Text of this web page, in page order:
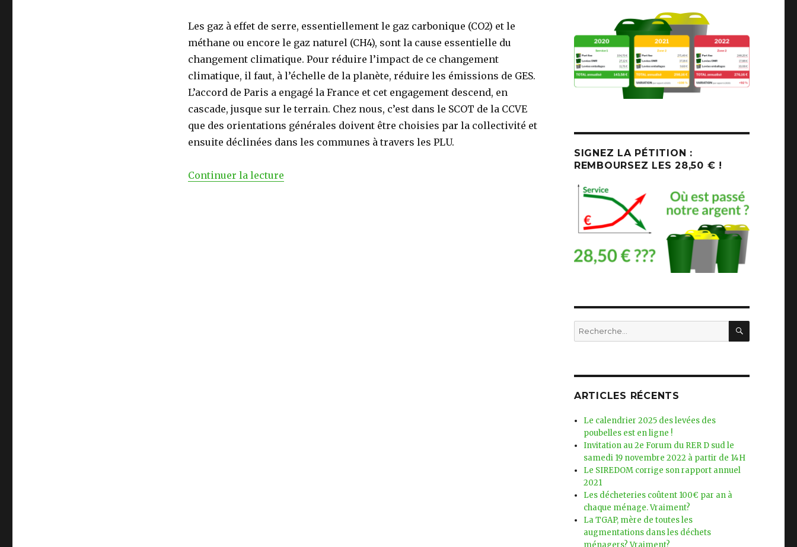
Les gaz à effet de serre, essentiellement le gaz carbonique (CO2) et le
méthane ou encore le gaz naturel (CH4), sont la cause essentielle du
changement climatique. Pour réduire l’impact de ce changement
climatique, il faut, à l’échelle de la planète, réduire les émissions de GES.
L’accord de Paris a engagé la France et cet engagement descend, en
cascade, jusque sur le terrain. Chez nous, c’est dans le SCOT de la CCVE
que des orientations générales doivent être choisies par la collectivité et
ensuite déclinées dans les communes à travers les PLU.
Continuer la lecture
SIGNEZ LA PÉTITION :
REMBOURSEZ LES 28,50 € !
Recherche
pour
ARTICLES RÉCENTS
Le calendrier 2025 des levées des
poubelles est en ligne !
Invitation au 2e Forum du RER D sud le
samedi 19 novembre 2022 à partir de 14H
Le SIREDOM corrige son rapport annuel
2021
Les décheteries coûtent 100€ par an à
chaque ménage. Vraiment?
La TGAP, mère de toutes les
augmentations dans les déchets
ménagers? Vraiment?